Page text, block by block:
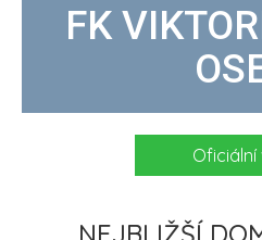
FK
Oficiální
NEJBLIŽŠÍ